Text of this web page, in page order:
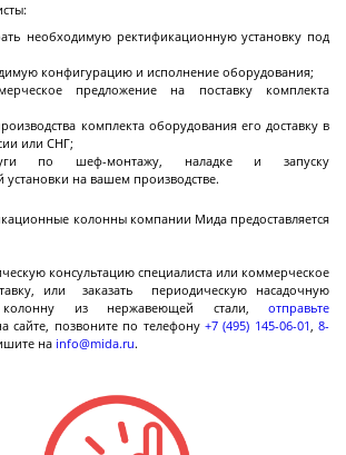
грануляторы-кристаллизаторы
мельницы с псевдоожиженным
струйные мельницы
мельницы
центробежные классификаторы -
Далее
необходимую ректификационную установку под
конфигурацию и исполнение оборудования;
предложение на поставку комплекта
комплекта оборудования его доставку в
или СНГ;
по шеф-монтажу, наладке и запуску
на вашем производстве.
колонны компании Мида предоставляется
консультацию специалиста или коммерческое
или заказать периодическую насадочную
колонну из нержавеющей стали, отправьте
сайте, позвоните по телефону +7 (495) 145-06-01,8-
на info@mida.ru.